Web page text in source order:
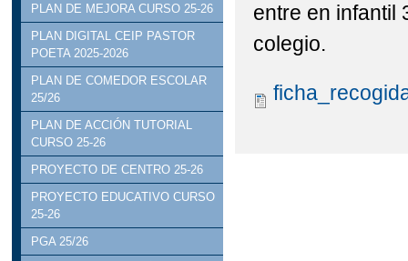
PLAN DE MEJORA CURSO 25-26
PLAN DIGITAL CEIP PASTOR
POETA 2025-2026
PLAN DE COMEDOR ESCOLAR
25/26
PLAN DE ACCIÓN TUTORIAL
CURSO 25-26
PROYECTO DE CENTRO 25-26
PROYECTO EDUCATIVO CURSO
25-26
PGA 25/26
entre en infantil
colegio.